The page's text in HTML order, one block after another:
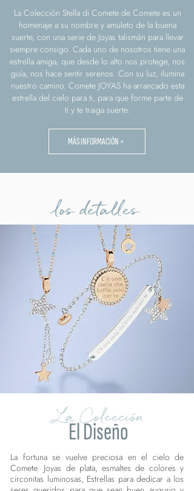
La Colección Stella di Comete de Comete es un
homenaje a su nombre y amuleto de la buena
suerte, con una serie de Joyas talismán para llevar
siempre consigo. Cada uno de nosotros tiene una
estrella amiga, que desde lo alto nos protege, nos
guía, nos hace sentir serenos. Con su luz, ilumina
nuestro camino. Comete JOYAS ha arrancado esta
estrella del cielo para ti, para que forme parte de
ti y te traiga suerte.
MÁS INFORMACIÓN >
los detalles
La Colección
El Diseño
La fortuna se vuelve preciosa en el cielo de
Comete. Joyas de plata, esmaltes de colores y
circonitas luminosas, Estrellas para dedicar a los